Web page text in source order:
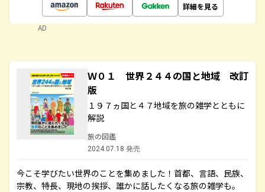
詳細を見る
AD
Ｗ０１ 世界２４４の国と地域 改訂
版
１９７ヵ国と４７地域を旅の雑学とともに
解説
旅の図鑑
2024.07.18 発売
今こそ学びたい世界のことを集めました！首都、言語、民族、
宗教、特長、現地の挨拶、誰かに話したくなる旅の雑学も。